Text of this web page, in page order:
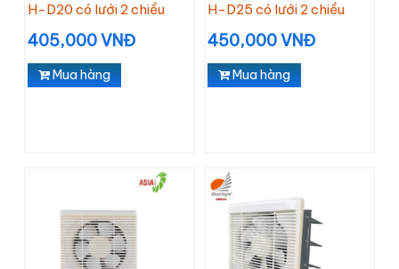
H-D20 có lưới 2 chiều
405,000 VNĐ
Mua hàng
H-D25 có lưới 2 chiều
450,000 VNĐ
Mua hàng